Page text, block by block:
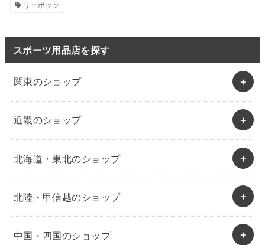
リーボック
スポーツ用品店を探す
関東のショップ
近畿のショップ
北海道・東北のショップ
北陸・甲信越のショップ
中国・四国のショップ